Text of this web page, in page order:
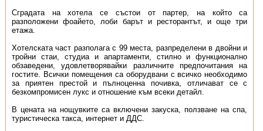
Сградата на хотела се състои от партер, на който са
разположени фоайето, лоби барът и ресторантът, и още три
етажа.
Хотелската част разполага с 99 места, разпределени в двойни и
тройни стаи, студиа и апартаменти, стилно и функционално
обзаведени, удовлетворявайки различните предпочитания на
гостите. Всички помещения са оборудвани с всичко необходимо
за приятен престой и пълноценна почивка, отличават се с
безкомпромисен лукс и отношение към всеки детайл.
В цената на нощувките са включени закуска, ползване на спа,
туристическа такса, интернет и ДДС.